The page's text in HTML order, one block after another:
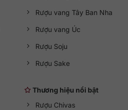
Rượu vang Tây Ban Nha
Rượu vang Úc
Rượu Soju
Rượu Sake
Thương hiệu nổi bật
Rượu Chivas